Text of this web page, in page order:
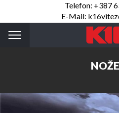
Telefon: +387
E-Mail: